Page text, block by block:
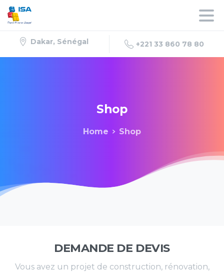
Dakar, Sénégal +221 33 860 78 80
Shop
Home Shop
DEMANDE DE DEVIS
Vous avez un projet de construction, rénovation,